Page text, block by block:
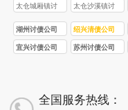
太仓城厢镇讨
债公司
太仓沙溪镇讨
债公司
湖州讨债公司 绍兴清债公司
宜兴讨债公司 苏州讨债公司
全国服务热线：